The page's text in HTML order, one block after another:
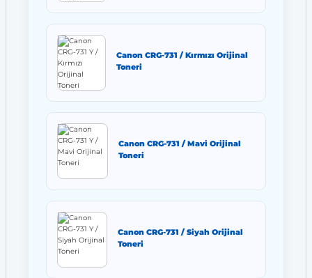
Canon CRG-731 / Kırmızı Orijinal
Toneri
Canon CRG-731 / Mavi Orijinal
Toneri
Canon CRG-731 / Siyah Orijinal
Toneri